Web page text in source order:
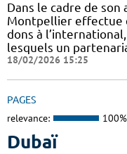
Dans le cadre de
Montpellier effectue
dons à
lesquels un
18/02/2026 15:25
PAGES
relevance: 100%
Dubaï